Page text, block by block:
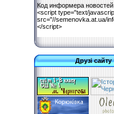
Код информера новостей
Друзі сайту